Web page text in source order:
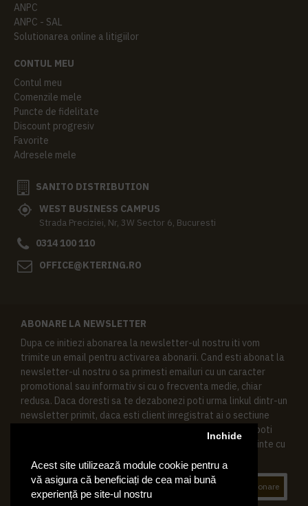
Acest site utilizează module cookie pentru a
vă asigura că beneficiați de cea mai bună
experiență pe site-ul nostru
Inchide
ANPC
ANPC - SAL
Solutionarea online a litigiilor
CONTUL MEU
Contul meu
Comenzile mele
Puncte de fidelitate
Discount progresiv
Favorite
Adresele mele
SANITO DISTRIBUTION
WEST BUSINESS CAMPUS
Strada Preciziei, Nr, 3W Sector 6, Bucuresti
0314 100 110
OFFICE@KTERING.RO
ABONARE LA NEWSLETTER
Dupa ce initiezi abonarea la newsletter-ul nostru iti vom
trimite un email pentru activarea abonarii. Cand esti abonat la
newsletter-ul nostru o sa primesti emailuri cu un caracter
promotional sau informativ si cu o frecventa medie, chiar
redusa. Daca doresti sa te dezabonezi poti urma linkul dintr-un
newsletter primit, daca esti client inregistrat ai o sectiune
speciala in contul tau in acest scop, si de asemenea ne poti
contacta oricand pe email pentru orice intrebari sau cerinte cu
Abonare